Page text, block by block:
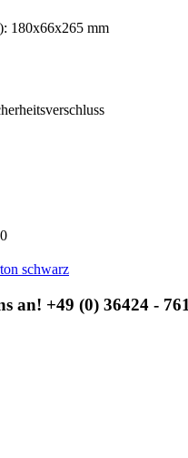
180x66x265 mm
an! +49 (0) 36424 -